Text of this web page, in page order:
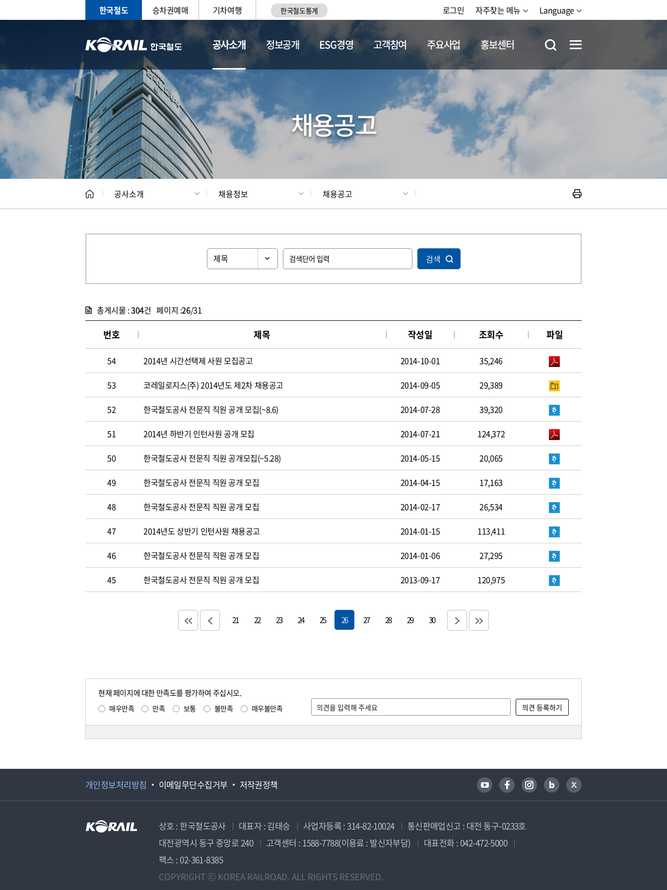
한국철도 승차권예매 기차여행 한국철도통계 로그인 자주찾는 메뉴 Language
공사소개
CEO 일반현황 채용정보
정보공개 ESG경영 고객참여 주요사업 홍보센터
채용공고
공사소개 채용정보 채용공고
검색
총게시물 :304건 페이지 :26/31
번호 제목 작성일 조회수 파일
54 2014년 시간선택제 사원 모집공고 2014-10-01 35,246
53 코레일로지스(주) 2014년도 제2차 채용공고 2014-09-05 29,389
52 한국철도공사 전문직 직원 공개 모집(~8.6) 2014-07-28 39,320
51 2014년 하반기 인턴사원 공개 모집 2014-07-21 124,372
50 한국철도공사 전문직 직원 공개모집(~5.28) 2014-05-15 20,065
49 한국철도공사 전문직 직원 공개 모집 2014-04-15 17,163
48 한국철도공사 전문직 직원 공개 모집 2014-02-17 26,534
47 2014년도 상반기 인턴사원 채용공고 2014-01-15 113,411
46 한국철도공사 전문직 직원 공개 모집 2014-01-06 27,295
45 한국철도공사 전문직 직원 공개 모집 2013-09-17 120,975
21 22 23 24 25 26 27 28 29 30
현재 페이지에 대한 만족도를 평가하여 주십시오.
매우만족 만족 보통 불만족 매우불만족
개인정보처리방침 이메일무단수집거부 저작권정책
상호 : 한국철도공사 대표자 : 김태승 사업자등록 : 314-82-10024
통신판매업신고 : 대전 동구-0233호
대전광역시 동구 중앙로 240
고객센터 : 1588-7788(이용료 : 발신자부담)
대표전화 : 042-472-5000
팩스 : 02-361-8385
COPYRIGHT ⓒ KOREA RAILROAD. ALL RIGHTS RESERVED.